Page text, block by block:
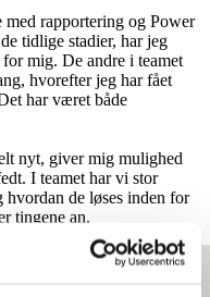
med rapportering og Power
tidlige stadier, har jeg
mig. De andre i teamet
hvorefter jeg har fået
har været både
nyt, giver mig mulighed
I teamet har vi stor
de løses inden for
tingene an.